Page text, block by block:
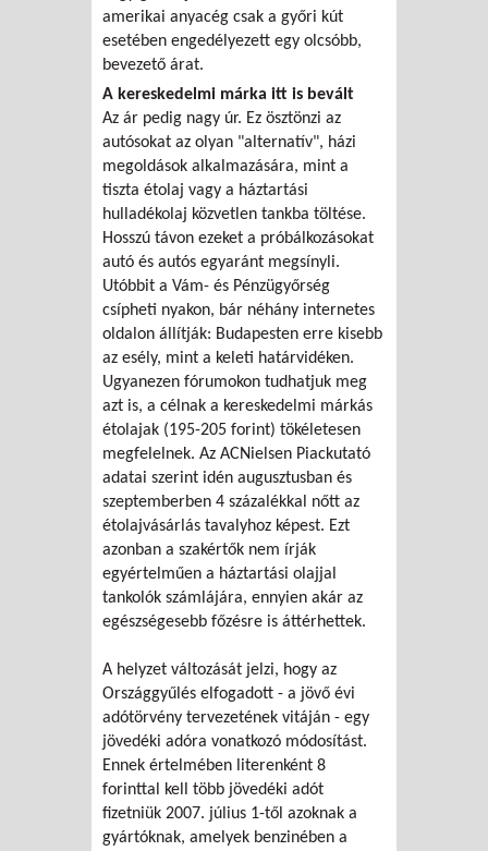
amerikai anyacég csak a győri kút
esetében engedélyezett egy olcsóbb,
bevezető árat.
A kereskedelmi márka itt is bevált
Az ár pedig nagy úr. Ez ösztönzi az
autósokat az olyan "alternatív", házi
megoldások alkalmazására, mint a
tiszta étolaj vagy a háztartási
hulladékolaj közvetlen tankba töltése.
Hosszú távon ezeket a próbálkozásokat
autó és autós egyaránt megsínyli.
Utóbbit a Vám- és Pénzügyőrség
csípheti nyakon, bár néhány internetes
oldalon állítják: Budapesten erre kisebb
az esély, mint a keleti határvidéken.
Ugyanezen fórumokon tudhatjuk meg
azt is, a célnak a kereskedelmi márkás
étolajak (195-205 forint) tökéletesen
megfelelnek. Az ACNielsen Piackutató
adatai szerint idén augusztusban és
szeptemberben 4 százalékkal nőtt az
étolajvásárlás tavalyhoz képest. Ezt
azonban a szakértők nem írják
egyértelműen a háztartási olajjal
tankolók számlájára, ennyien akár az
egészségesebb főzésre is áttérhettek.
A helyzet változását jelzi, hogy az
Országgyűlés elfogadott - a jövő évi
adótörvény tervezetének vitáján - egy
jövedéki adóra vonatkozó módosítást.
Ennek értelmében literenként 8
forinttal kell több jövedéki adót
fizetniük 2007. július 1-től azoknak a
gyártóknak, amelyek benzinében a